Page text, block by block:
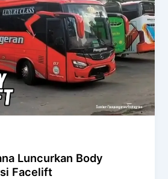
Luncurkan Body
Facelift